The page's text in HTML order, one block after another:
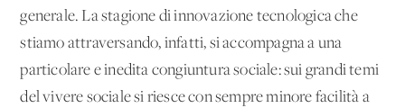
generale. La stagione di innovazione tecnologica che
stiamo attraversando, infatti, si accompagna a una
particolare e inedita congiuntura sociale: sui grandi temi
del vivere sociale si riesce con sempre minore facilità a